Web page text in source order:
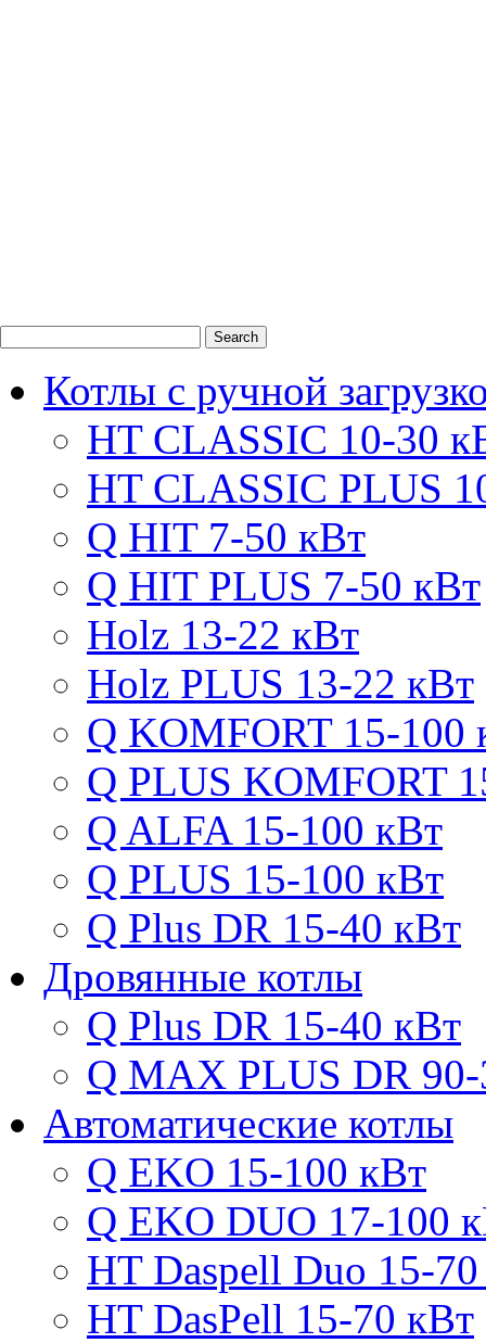
Котлы с ручной
HT CLASSIC 10-30
HT CLASSIC PLUS
Q HIT 7-50 кВт
Q HIT PLUS 7-50 кВт
Holz 13-22 кВт
Holz PLUS 13-22 кВт
Q KOMFORT 15-100
Q PLUS KOMFORT
Q ALFA 15-100 кВт
Q PLUS 15-100 кВт
Q Plus DR 15-40 кВт
Дровянные котлы
Q Plus DR 15-40 кВт
Q MAX PLUS DR
Автоматические котлы
Q EKO 15-100 кВт
Q EKO DUO 17-100
HT Daspell Duo 15-
HT DasPell 15-70 кВт